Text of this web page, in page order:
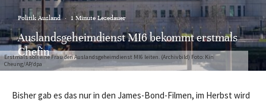
Erstmals soll eine Frau den Auslandsgeheimdienst MI6 leiten. (Archivbild) Foto: Kin
Cheung/AP/dpa
Politik Ausland · 1 Minute Lesedauer
Auslandsgeheimdienst MI6 bekommt erstmals
Chefin
Bisher gab es das nur in den James-Bond-Filmen, im Herbst wird